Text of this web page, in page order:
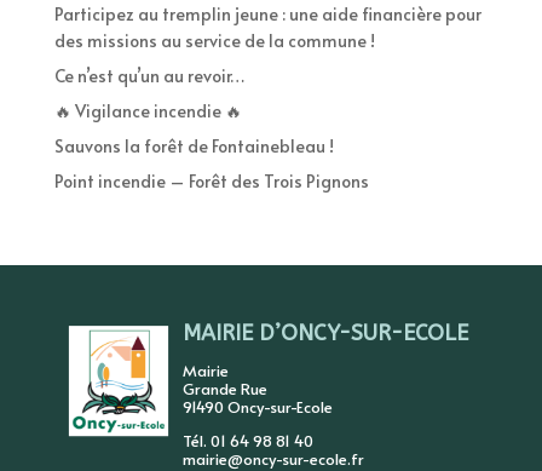
Participez au tremplin jeune : une aide financière pour
des missions au service de la commune !
Ce n’est qu’un au revoir…
🔥 Vigilance incendie 🔥
Sauvons la forêt de Fontainebleau !
Point incendie – Forêt des Trois Pignons
MAIRIE D’ONCY-SUR-ECOLE
Mairie
Grande Rue
91490 Oncy-sur-Ecole
Tél. 01 64 98 81 40
mairie@oncy-sur-ecole.fr